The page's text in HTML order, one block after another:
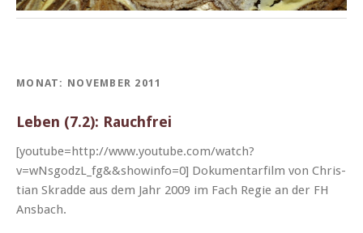
MONAT: NOVEMBER 2011
Leben (7.2): Rauchfrei
[youtube=http://www.youtube.com/watch?
v=wNsgodzL_fg&&showinfo=0] Doku­men­tarfilm von Chris­
t­ian Skradde aus dem Jahr 2009 im Fach Regie an der FH
Ansbach.